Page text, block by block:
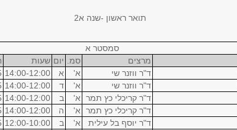
תואר ראשון -שנה א2
סמסטר א
מרצים סמ. יום שעות
ד"ר ווזנר שי א' א 14:00-12:00
ד"ר ווזנר שי א' ד 14:00-12:00
ד"ר קריכלי כץ תמר א' ב 14:00-12:00
ד"ר קריכלי כץ תמר א' ה 14:00-12:00
ד"ר יוסף בל עילית א' ב 12:00-10:00